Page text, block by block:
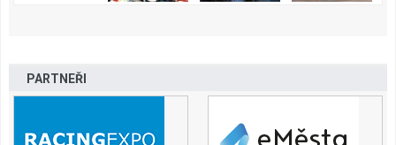
PARTNEŘI